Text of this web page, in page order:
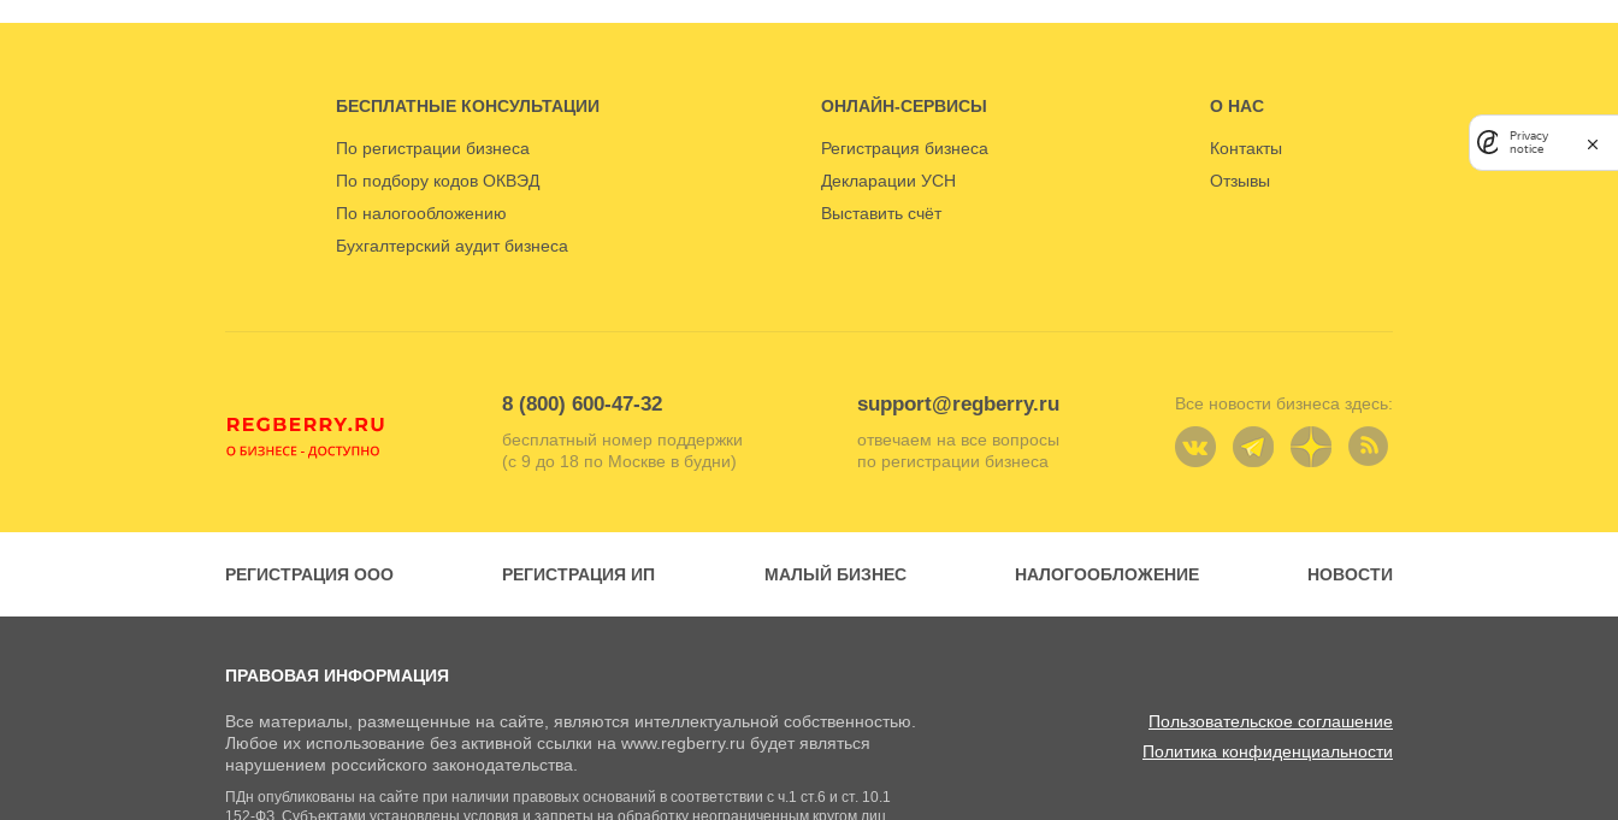
БЕСПЛАТНЫЕ КОНСУЛЬТАЦИИ
По регистрации бизнеса
По подбору кодов ОКВЭД
По налогообложению
Бухгалтерский аудит бизнеса
ОНЛАЙН-СЕРВИСЫ
Регистрация бизнеса
Декларации УСН
Выставить счёт
О НАС
Контакты
Отзывы
8 (800) 600-47-32
бесплатный номер поддержки
(с 9 до 18 по Москве в будни)
support@regberry.ru
отвечаем на все вопросы
по регистрации бизнеса
Все новости бизнеса здесь:
РЕГИСТРАЦИЯ ООО РЕГИСТРАЦИЯ ИП МАЛЫЙ БИЗНЕС НАЛОГООБЛОЖЕНИЕ НОВОСТИ
ПРАВОВАЯ ИНФОРМАЦИЯ
Все материалы, размещенные на сайте, являются интеллектуальной собственностью.
Любое их использование без активной ссылки на www.regberry.ru будет являться
нарушением российского законодательства.
ПДн опубликованы на сайте при наличии правовых оснований в соответствии с ч.1 ст.6 и ст. 10.1
152-ФЗ. Субъектами установлены условия и запреты на обработку неограниченным кругом лиц
Пользовательское соглашение
Политика конфиденциальности
Privacy
notice